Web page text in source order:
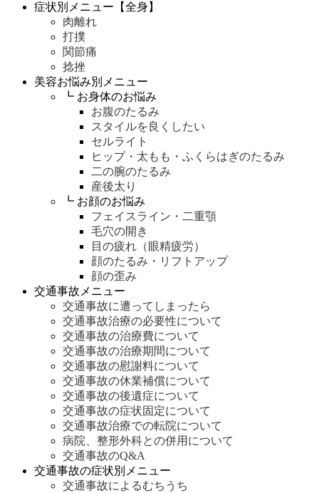
症状別メニュー【全身】
肉離れ
打撲
関節痛
捻挫
美容お悩み別メニュー
┗ お身体のお悩み
お腹のたるみ
スタイルを良くしたい
セルライト
ヒップ・太もも・ふくらはぎのたるみ
二の腕のたるみ
産後太り
┗ お顔のお悩み
フェイスライン・二重顎
毛穴の開き
目の疲れ（眼精疲労）
顔のたるみ・リフトアップ
顔の歪み
交通事故メニュー
交通事故に遭ってしまったら
交通事故治療の必要性について
交通事故の治療費について
交通事故の治療期間について
交通事故の慰謝料について
交通事故の休業補償について
交通事故の後遺症について
交通事故の症状固定について
交通事故治療での転院について
病院、整形外科との併用について
交通事故のQ&A
交通事故の症状別メニュー
交通事故によるむちうち